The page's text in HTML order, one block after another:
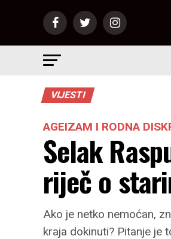
VIJESTI
AGEIZAM I RODNA
Selak
riječ o
Ako je netko nemoćan,
kraja dokinuti? Pitanje je